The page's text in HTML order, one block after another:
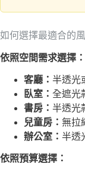
如何選擇最適合的
依照空間需求選擇：
客廳： 半透光
臥室： 全遮光
書房： 半透光
兒童房： 無拉
辦公室： 半透
依照預算選擇：